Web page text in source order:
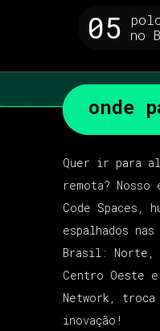
05 no
onde
Quer ir para
remota?
Code Spaces,
espalhados
Brasil: Norte,
Centro Oeste
Network, troca
inovação!